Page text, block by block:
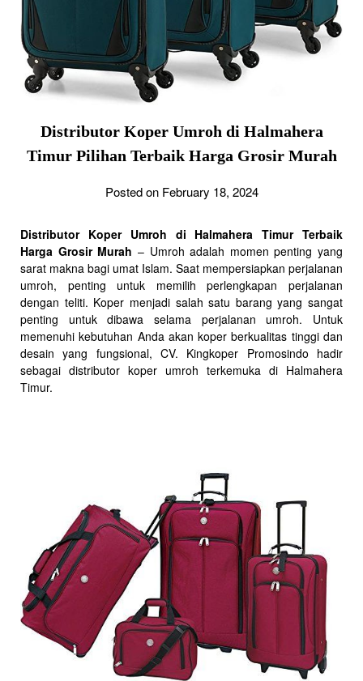
Distributor Koper Umroh di Halmahera
Timur Pilihan Terbaik Harga Grosir Murah
Posted on February 18, 2024
Distributor Koper Umroh di Halmahera Timur Terbaik
Harga Grosir Murah – Umroh adalah momen penting yang
sarat makna bagi umat Islam. Saat mempersiapkan perjalanan
umroh, penting untuk memilih perlengkapan perjalanan
dengan teliti. Koper menjadi salah satu barang yang sangat
penting untuk dibawa selama perjalanan umroh. Untuk
memenuhi kebutuhan Anda akan koper berkualitas tinggi dan
desain yang fungsional, CV. Kingkoper Promosindo hadir
sebagai distributor koper umroh terkemuka di Halmahera
Timur.